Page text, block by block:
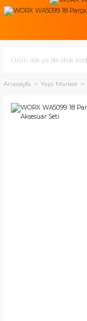
Anasayfa Yapı Market